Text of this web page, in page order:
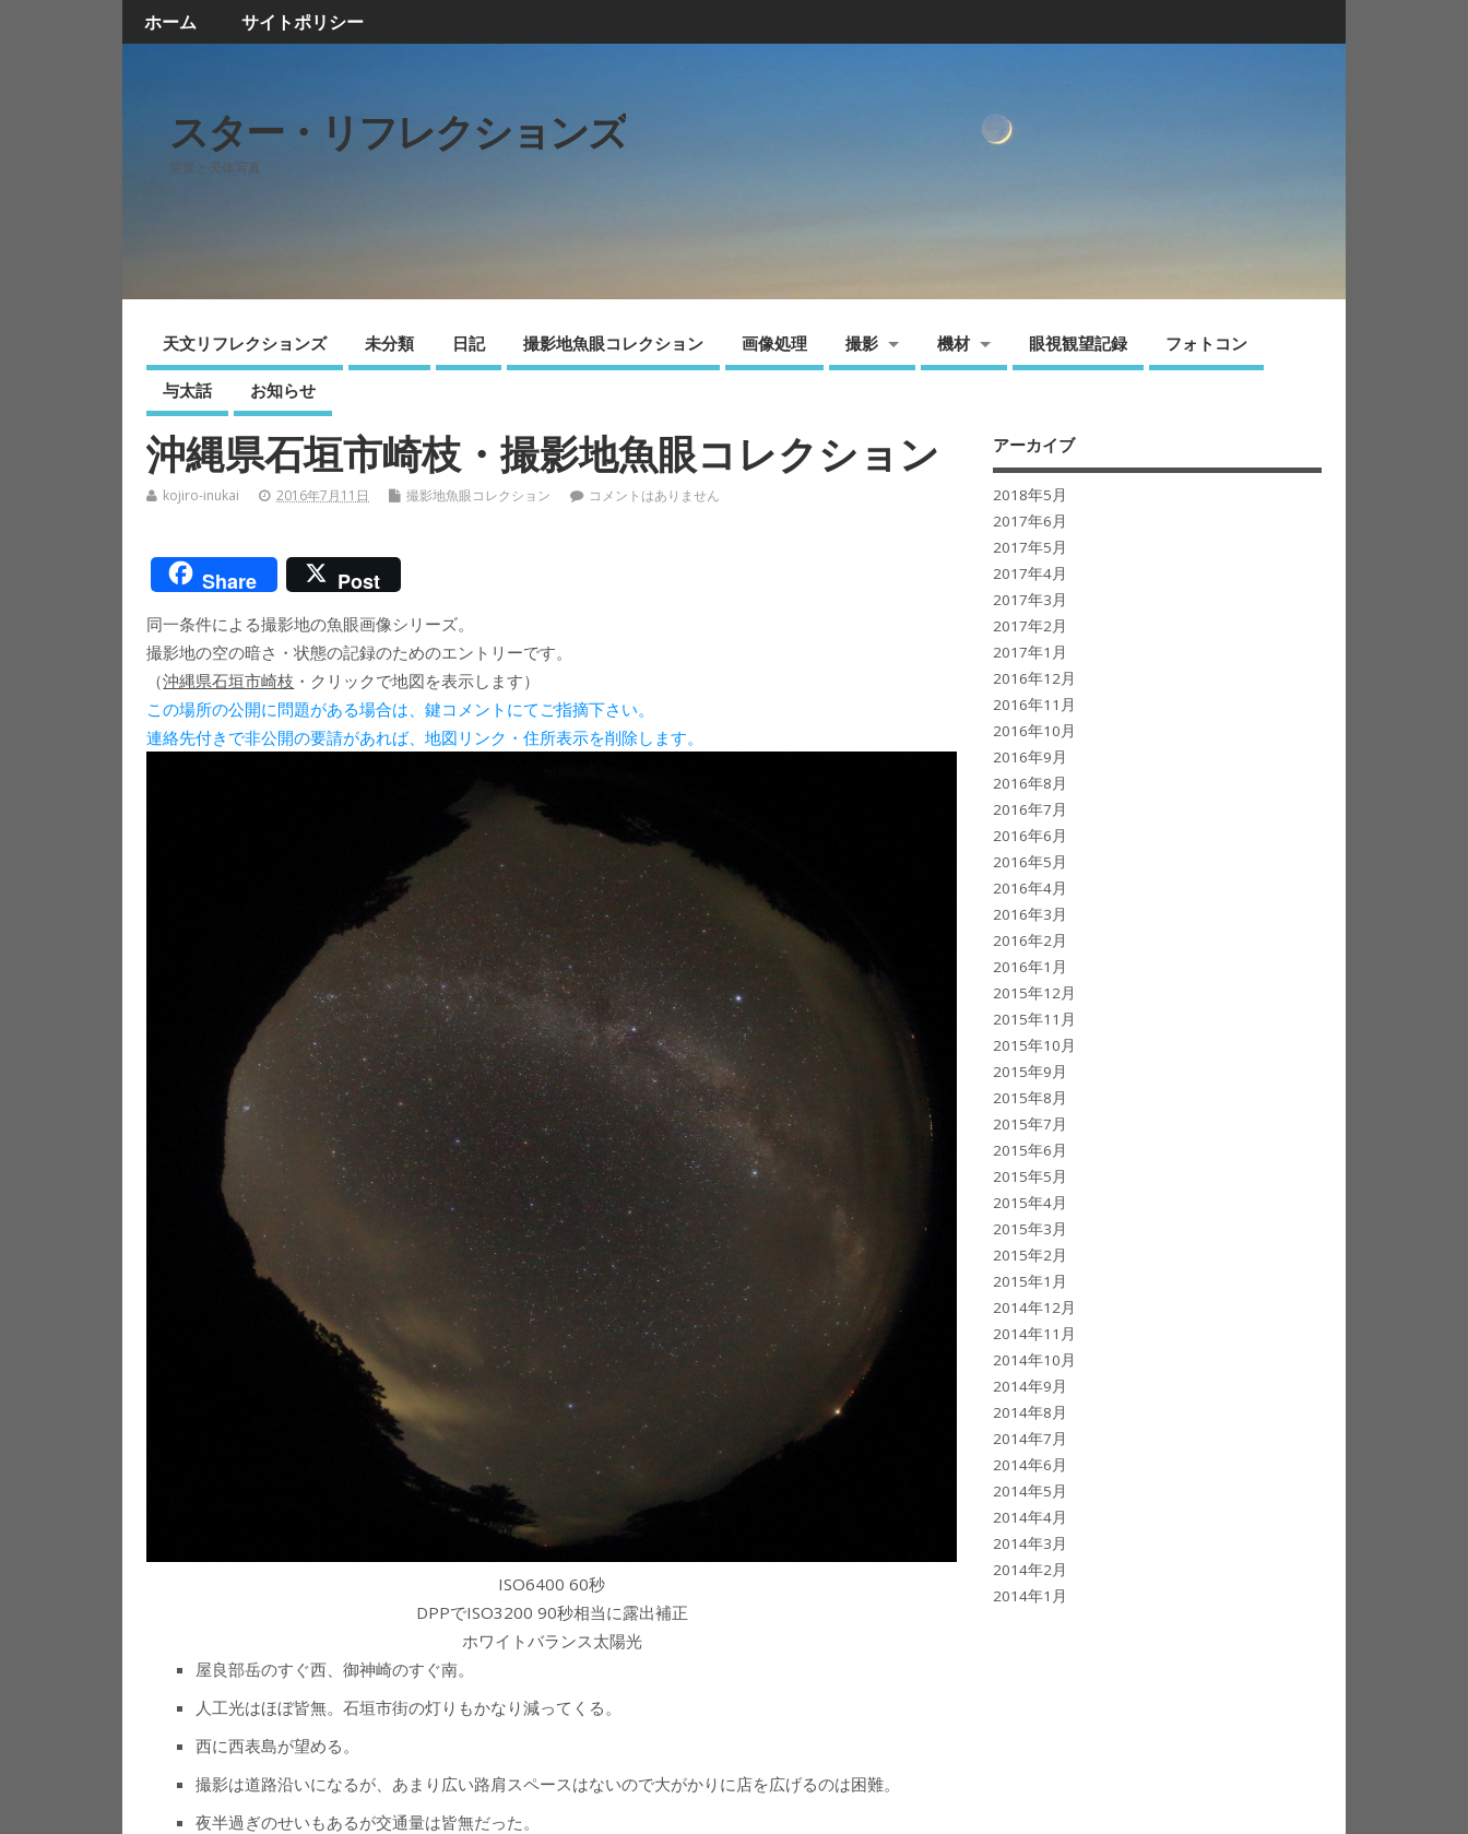
ホーム サイトポリシー
スター・リフレクションズ
星景と天体写真
天文リフレクションズ 未分類 日記 撮影地魚眼コレクション 画像処理 撮影 機材 眼視観望記録 フォトコン
与太話 お知らせ
沖縄県石垣市崎枝・撮影地魚眼コレクション
kojiro-inukai 2016年7月11日 撮影地魚眼コレクション コメントはありません
Share Post
同一条件による撮影地の魚眼画像シリーズ。
撮影地の空の暗さ・状態の記録のためのエントリーです。
（沖縄県石垣市崎枝 ・クリックで地図を表示します）
この場所の公開に問題がある場合は、鍵コメントにてご指摘下さい。
連絡先付きで非公開の要請があれば、地図リンク・住所表示を削除します。
ISO6400 60秒
DPPでISO3200 90秒相当に露出補正
ホワイトバランス太陽光
屋良部岳のすぐ西、御神崎のすぐ南。
人工光はほぼ皆無。石垣市街の灯りもかなり減ってくる。
西に西表島が望める。
撮影は道路沿いになるが、あまり広い路肩スペースはないので大がかりに店を広げるのは困難。
夜半過ぎのせいもあるが交通量は皆無だった。
アーカイブ
2018年5月
2017年6月
2017年5月
2017年4月
2017年3月
2017年2月
2017年1月
2016年12月
2016年11月
2016年10月
2016年9月
2016年8月
2016年7月
2016年6月
2016年5月
2016年4月
2016年3月
2016年2月
2016年1月
2015年12月
2015年11月
2015年10月
2015年9月
2015年8月
2015年7月
2015年6月
2015年5月
2015年4月
2015年3月
2015年2月
2015年1月
2014年12月
2014年11月
2014年10月
2014年9月
2014年8月
2014年7月
2014年6月
2014年5月
2014年4月
2014年3月
2014年2月
2014年1月